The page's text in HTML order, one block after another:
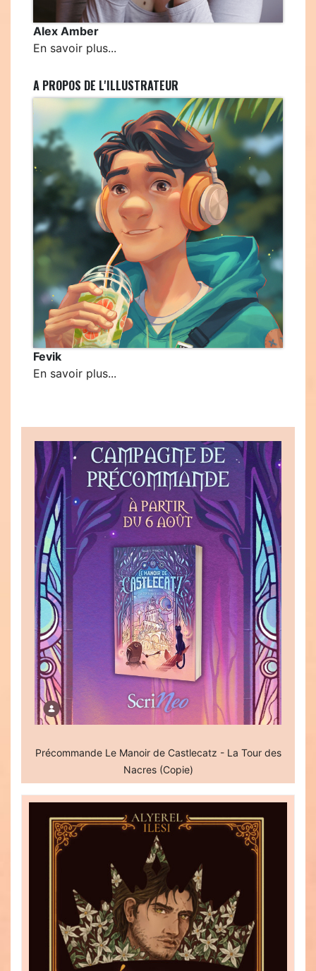
Alex Amber
En savoir plus...
A PROPOS DE L'ILLUSTRATEUR
Fevik
En savoir plus...
Précommande Le Manoir de Castlecatz - La Tour des
Nacres (Copie)